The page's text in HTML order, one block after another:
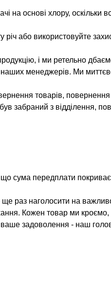
на основі хлору, оскільки
або використовуйте
і ми ретельно
менеджерів. Ми
товарів,
забраний з відділення,
сума передплати
раз наголосити на
Кожен товар ми
задоволення - наш